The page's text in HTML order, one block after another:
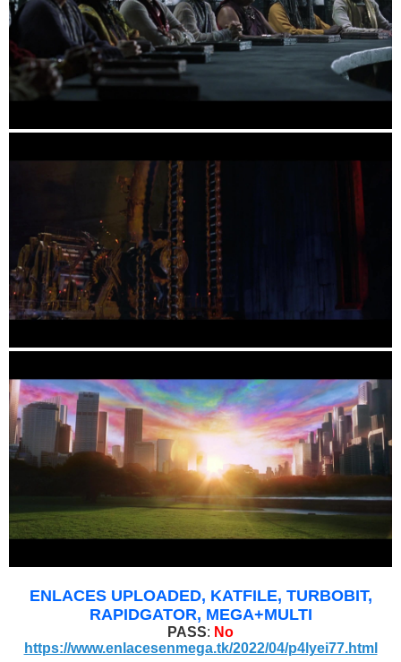
ENLACES UPLOADED, KATFILE, TURBOBIT,
RAPIDGATOR, MEGA+MULTI
PASS: No
https://www.enlacesenmega.tk/2022/04/p4lyei77.html